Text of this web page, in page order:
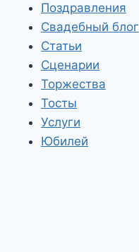
Поздравления
Свадебный блог
Статьи
Сценарии
Торжества
Тосты
Услуги
Юбилей